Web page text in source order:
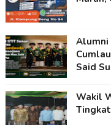
Alumni
Said
Wakil